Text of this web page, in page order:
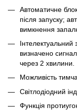
Автоматичне
після запуску;
вимкнення
Інтелектуальний
визначено
через 2 хвилини.
Можливість
Світлодіодний
Функція